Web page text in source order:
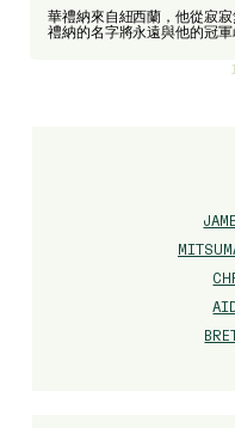
華禮納來自紐西蘭，他從寂
禮納的名字將永遠與他的冠軍